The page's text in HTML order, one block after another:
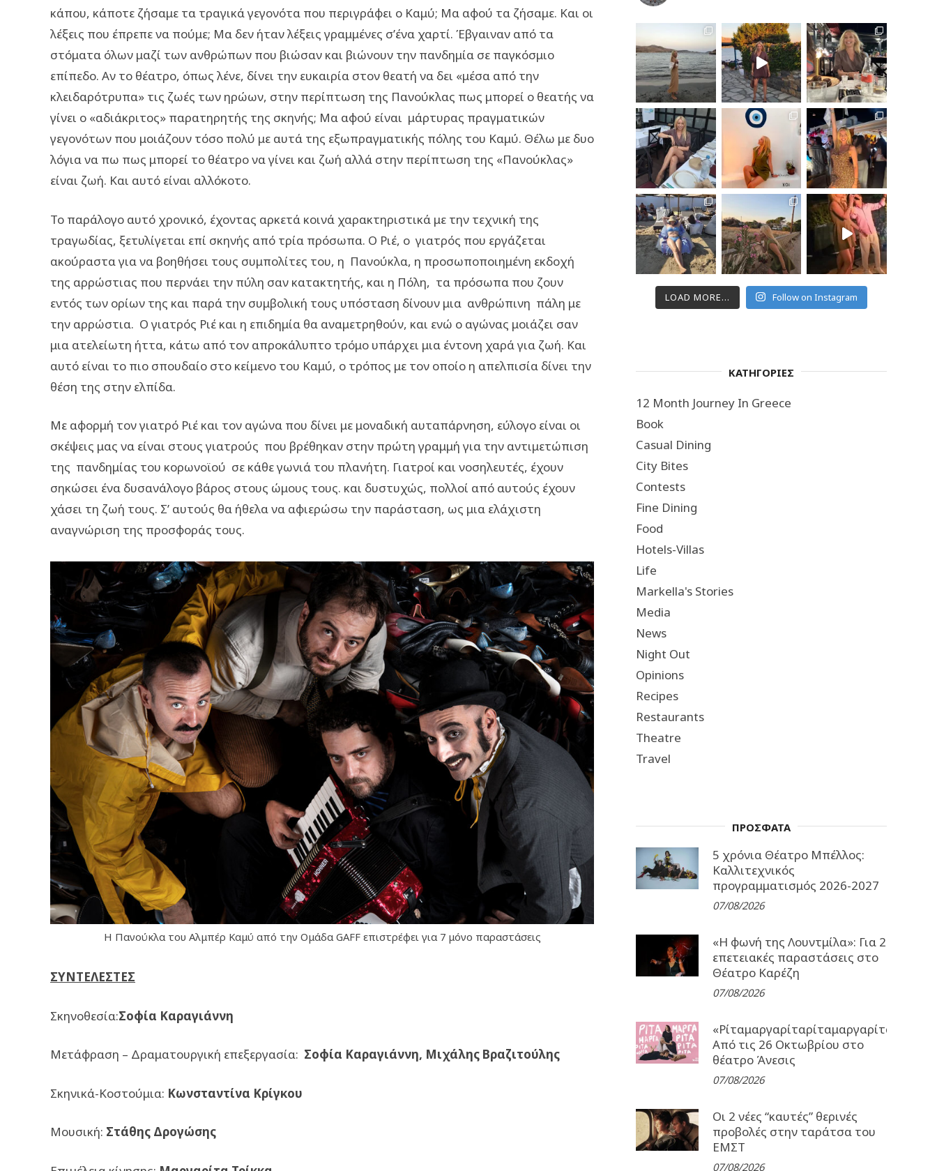
κάπου, κάποτε ζήσαμε τα τραγικά γεγονότα που περιγράφει ο Καμύ; Μα αφού τα ζήσαμε. Και οι
λέξεις που έπρεπε να πούμε; Μα δεν ήταν λέξεις γραμμένες σ’ένα χαρτί. Έβγαιναν από τα
στόματα όλων μαζί των ανθρώπων που βιώσαν και βιώνουν την πανδημία σε παγκόσμιο
επίπεδο. Αν το θέατρο, όπως λένε, δίνει την ευκαιρία στον θεατή να δει «μέσα από την
κλειδαρότρυπα» τις ζωές των ηρώων, στην περίπτωση της Πανούκλας πως μπορεί ο θεατής να
γίνει ο «αδιάκριτος» παρατηρητής της σκηνής; Μα αφού είναι μάρτυρας πραγματικών
γεγονότων που μοιάζουν τόσο πολύ με αυτά της εξωπραγματικής πόλης του Καμύ. Θέλω με δυο
λόγια να πω πως μπορεί το θέατρο να γίνει και ζωή αλλά στην περίπτωση της «Πανούκλας»
είναι ζωή. Και αυτό είναι αλλόκοτο.
Το παράλογο αυτό χρονικό, έχοντας αρκετά κοινά χαρακτηριστικά με την τεχνική της
τραγωδίας, ξετυλίγεται επί σκηνής από τρία πρόσωπα. Ο Ριέ, ο γιατρός που εργάζεται
ακούραστα για να βοηθήσει τους συμπολίτες του, η Πανούκλα, η προσωποποιημένη εκδοχή
της αρρώστιας που περνάει την πύλη σαν κατακτητής, και η Πόλη, τα πρόσωπα που ζουν
εντός των ορίων της και παρά την συμβολική τους υπόσταση δίνουν μια ανθρώπινη πάλη με
την αρρώστια. Ο γιατρός Ριέ και η επιδημία θα αναμετρηθούν, και ενώ ο αγώνας μοιάζει σαν
μια ατελείωτη ήττα, κάτω από τον απροκάλυπτο τρόμο υπάρχει μια έντονη χαρά για ζωή. Και
αυτό είναι το πιο σπουδαίο στο κείμενο του Καμύ, ο τρόπος με τον οποίο η απελπισία δίνει την
θέση της στην ελπίδα.
Με αφορμή τον γιατρό Ριέ και τον αγώνα που δίνει με μοναδική αυταπάρνηση, εύλογο είναι οι
σκέψεις μας να είναι στους γιατρούς που βρέθηκαν στην πρώτη γραμμή για την αντιμετώπιση
της πανδημίας του κορωνοϊού σε κάθε γωνιά του πλανήτη. Γιατροί και νοσηλευτές, έχουν
σηκώσει ένα δυσανάλογο βάρος στους ώμους τους. και δυστυχώς, πολλοί από αυτούς έχουν
χάσει τη ζωή τους. Σ’ αυτούς θα ήθελα να αφιερώσω την παράσταση, ως μια ελάχιστη
αναγνώριση της προσφοράς τους.
Η Πανούκλα του Αλμπέρ Καμύ από την Ομάδα GAFF επιστρέφει για 7 μόνο παραστάσεις
ΣΥΝΤΕΛΕΣΤΕΣ
Σκηνοθεσία:Σοφία Καραγιάννη
Μετάφραση – Δραματουργική επεξεργασία: Σοφία Καραγιάννη, Μιχάλης Βραζιτούλης
Σκηνικά-Κοστούμια: Κωνσταντίνα Κρίγκου
Μουσική: Στάθης Δρογώσης
LOAD MORE... Follow on Instagram
ΚΑΤΗΓΟΡΙΕΣ
12 Month Journey In Greece
Book
Casual Dining
City Bites
Contests
Fine Dining
Food
Hotels-Villas
Life
Markella's Stories
Media
News
Night Out
Opinions
Recipes
Restaurants
Theatre
Travel
ΠΡΟΣΦΑΤΑ
5 χρόνια Θέατρο Μπέλλος:
Καλλιτεχνικός
προγραμματισμός 2026-2027
07/08/2026
«Η φωνή της Λουντμίλα»: Για 2
επετειακές παραστάσεις στο
Θέατρο Καρέζη
07/08/2026
Από τις 26 Οκτωβρίου στο
θέατρο Άνεσις
07/08/2026
Οι 2 νέες “καυτές” θερινές
προβολές στην ταράτσα του
ΕΜΣΤ
07/08/2026